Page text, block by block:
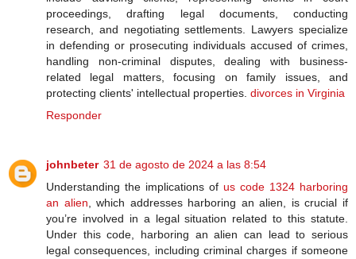
proceedings, drafting legal documents, conducting
research, and negotiating settlements. Lawyers specialize
in defending or prosecuting individuals accused of crimes,
handling non-criminal disputes, dealing with business-
related legal matters, focusing on family issues, and
protecting clients' intellectual properties. divorces in Virginia
Responder
johnbeter 31 de agosto de 2024 a las 8:54
Understanding the implications of us code 1324 harboring
an alien, which addresses harboring an alien, is crucial if
you’re involved in a legal situation related to this statute.
Under this code, harboring an alien can lead to serious
legal consequences, including criminal charges if someone